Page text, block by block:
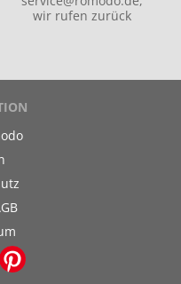
wir rufen zurück